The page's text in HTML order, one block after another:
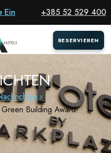
Ein +385 52 529 400
RESERVIEREN
RESERVIEREN
Building Award!